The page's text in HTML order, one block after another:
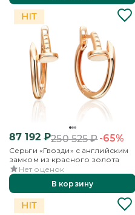
87 192₽250 525₽-65%
Серьги «Гвозди» с английским
замком из красного золота
Нет оценок
В корзину